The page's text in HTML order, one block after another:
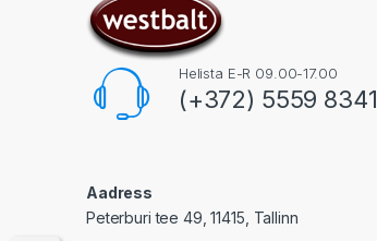
Helista E-R 09.00-17.00
(+372) 5559 8341
Aadress
Peterburi tee 49, 11415, Tallinn